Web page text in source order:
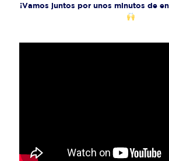
¡Vamos juntos por unos minutos de